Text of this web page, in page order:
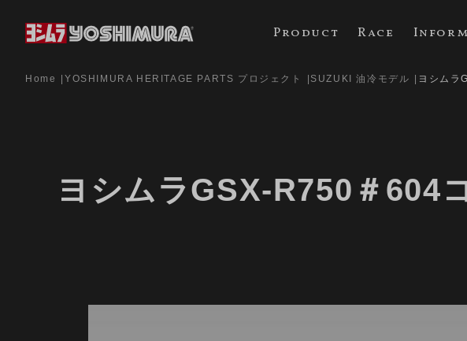
Product Race
Home YOSHIMURA HERITAGE PARTS プロジェクト SUZUKI 油冷モデル ヨシムラ
ヨシムラGSX-R750＃604